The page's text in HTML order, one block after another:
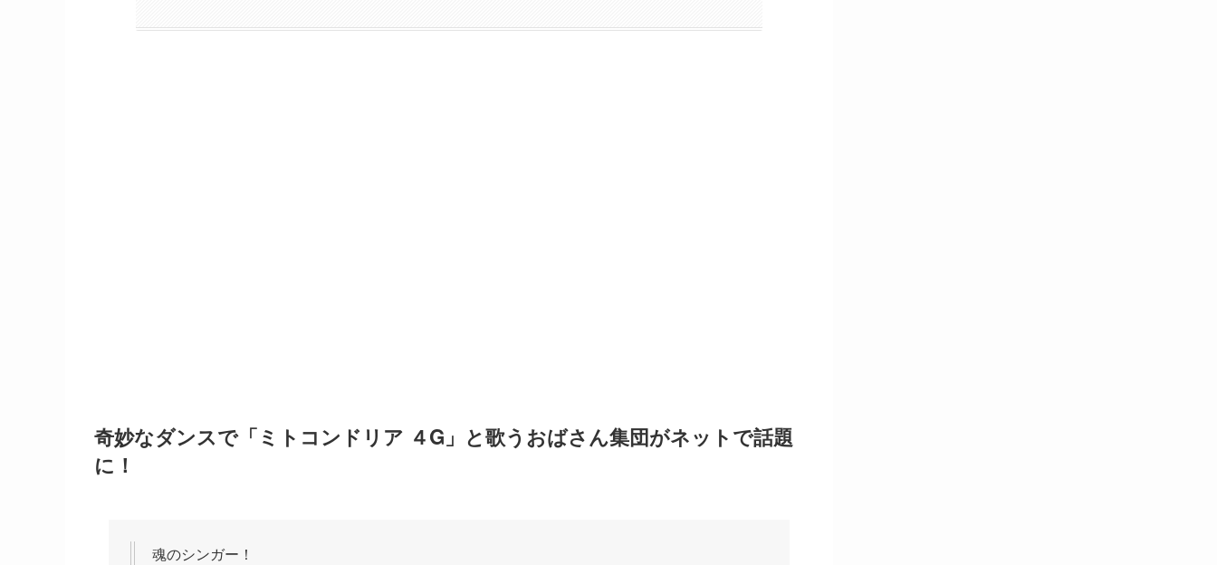
奇妙なダンスで「ミトコンドリア ４G」と歌うおばさん集団がネットで話題
に！
魂のシンガー！